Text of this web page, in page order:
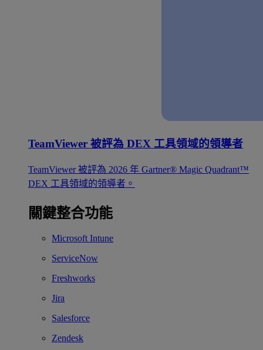
TeamViewer 被評為 DEX 工具領域的領導者
TeamViewer 被評為 2026 年 Gartner® Magic Quadrant™
DEX 工具領域的領導者。
關鍵整合功能
Microsoft Intune
ServiceNow
Freshworks
Jira
Salesforce
Zendesk